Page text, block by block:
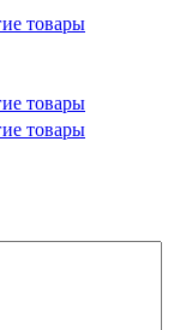
товары
товары
товары